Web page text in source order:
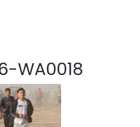
WA0018